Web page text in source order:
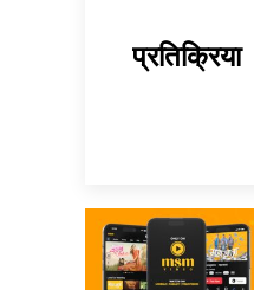
प्रतिक्रिया